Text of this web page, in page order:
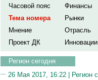
Часовой пояс
Финансы
Тема номера
Рынки
Мнение
Отрасль
Проект ДК
Инновации
Регион сегодня
26 Мая 2017, 16:22 | Регион